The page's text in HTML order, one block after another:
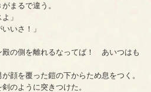
まるで違う。
」
いさ！」
の側を離れるなってば！ あいつはも
顔を覆った鎧の下からため息をつく。
のように突きつけた。